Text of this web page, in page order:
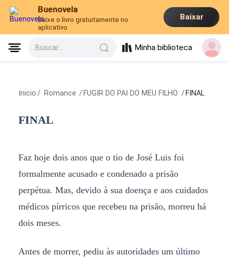
Buenovela
Baixe o livro gratuitamente no
aplicativo
Baixar
Buscar... Minha biblioteca
Inicio / Romance / FUGIR DO PAI DO MEU FILHO / FINAL
FINAL
Faz hoje dois anos que o tio de José Luis foi
formalmente acusado e condenado a prisão
perpétua. Mas, devido à sua doença e aos cuidados
médicos pírricos que recebeu na prisão, morreu há
dois meses.
Antes de morrer, pediu às autoridades um último